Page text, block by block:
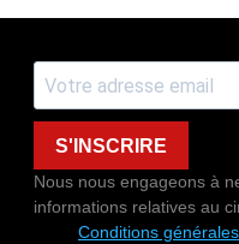
S'INSCRIRE
Nous nous engageons à
informations relatives au
Conditions